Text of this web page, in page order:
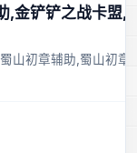
,金铲铲之战卡盟
山初章辅助,蜀山初